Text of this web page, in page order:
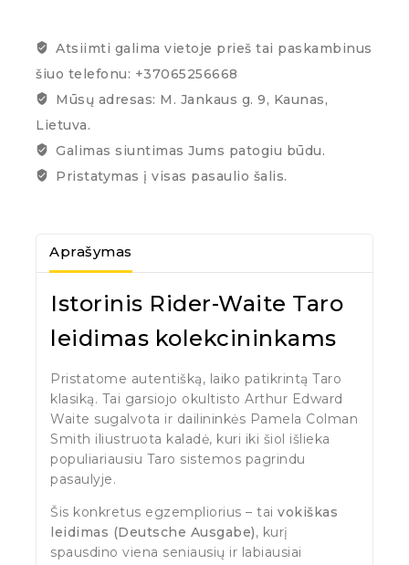
Atsiimti galima vietoje prieš tai paskambinus
šiuo telefonu: +37065256668
Mūsų adresas: M. Jankaus g. 9, Kaunas,
Lietuva.
Galimas siuntimas Jums patogiu būdu.
Pristatymas į visas pasaulio šalis.
Aprašymas
Istorinis Rider-Waite Taro
leidimas kolekcininkams
Pristatome autentišką, laiko patikrintą Taro
klasiką. Tai garsiojo okultisto Arthur Edward
Waite sugalvota ir dailininkės Pamela Colman
Smith iliustruota kaladė, kuri iki šiol išlieka
populiariausiu Taro sistemos pagrindu
pasaulyje.
Šis konkretus egzempliorius – tai vokiškas
leidimas (Deutsche Ausgabe), kurį
spausdino viena seniausių ir labiausiai